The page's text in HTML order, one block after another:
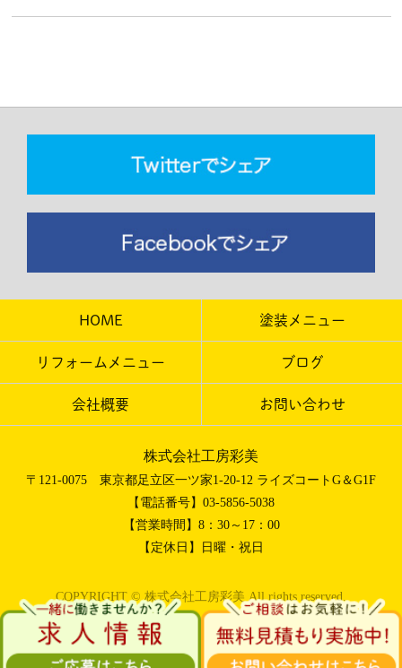
HOME 塗装メニュー
リフォームメニュー ブログ
会社概要 お問い合わせ
株式会社工房彩美
〒121-0075 東京都足立区一ツ家1-20-12 ライズコートG＆G1F
【電話番号】03-5856-5038
【営業時間】8：30～17：00
【定休日】日曜・祝日
COPYRIGHT © 株式会社工房彩美 All rights reserved.